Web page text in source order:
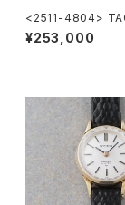
<2511-4804>
Super 2000
¥253,000